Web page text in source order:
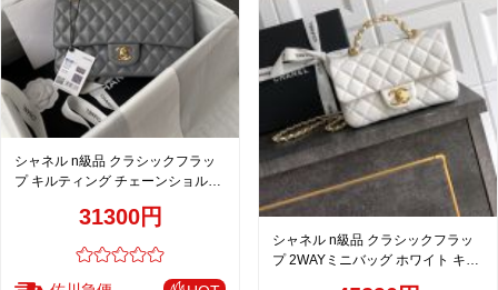
シャネル n級品 クラシックフラッ
プ キルティング チェーンショルダ
31300円
シャネル n級品 クラシックフラッ
プ 2WAYミニバッグ ホワイト キル